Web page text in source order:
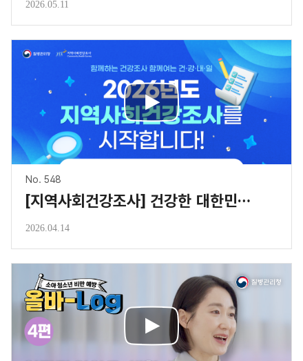
2026.05.11
No. 548
[지역사회건강조사] 건강한 대한민국의 미래는 당신의 한마디로부터 시작됩니다!
2026.04.14